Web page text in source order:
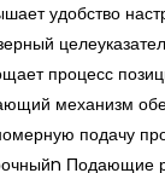
удобство
процесс
механизм
подачу
Подающие